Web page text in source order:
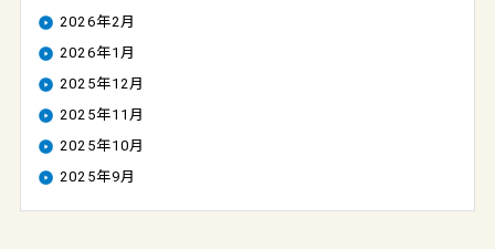
2026年2月
2026年1月
2025年12月
2025年11月
2025年10月
2025年9月